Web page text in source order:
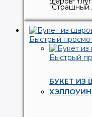
"Страшный
Быстрый
Быстрый
БУКЕТ ИЗ